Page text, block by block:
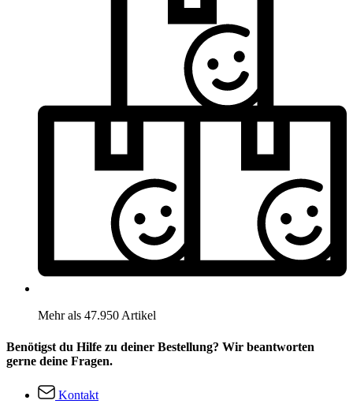
Mehr als 47.950 Artikel
Benötigst du Hilfe zu deiner Bestellung? Wir beantworten
gerne deine Fragen.
Kontakt